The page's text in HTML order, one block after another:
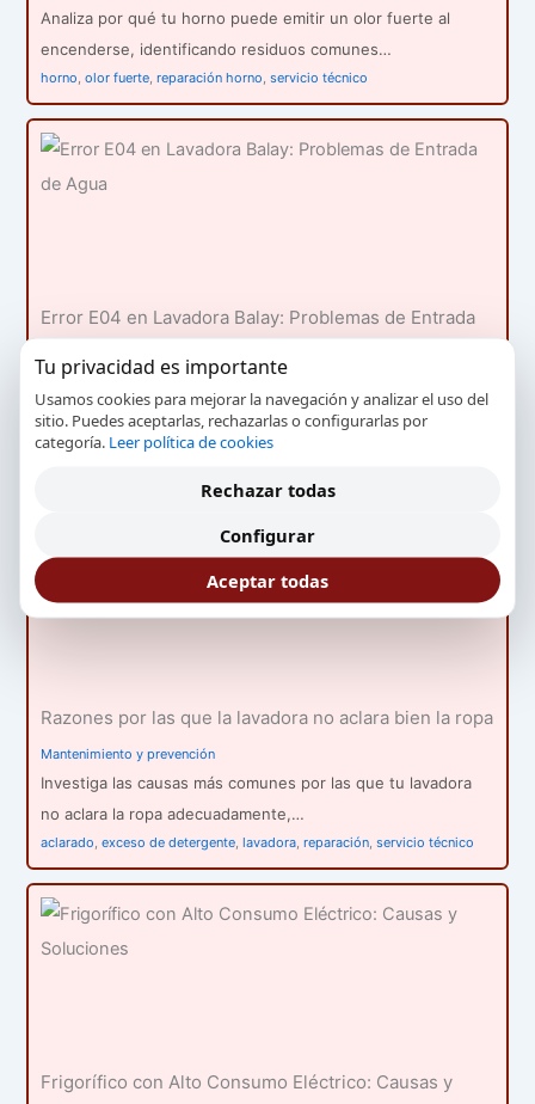
Analiza por qué tu horno puede emitir un olor fuerte al
encenderse, identificando residuos comunes…
horno,olor fuerte,reparación horno,servicio técnico
Error E04 en Lavadora Balay: Problemas de Entrada
Códigos de error y diagnósticos
El error E04 en lavadoras Balay indica problemas con la
entrada de agua. Aprende sobre…
Razones por las que la lavadora no aclara bien la ropa
Mantenimiento y prevención
Investiga las causas más comunes por las que tu lavadora
no aclara la ropa adecuadamente,…
aclarado,exceso de detergente,lavadora,reparación,servicio técnico
Frigorífico con Alto Consumo Eléctrico: Causas y
Tu privacidad es importante
Usamos cookies para mejorar la navegación y analizar el uso del
sitio. Puedes aceptarlas, rechazarlas o configurarlas por
categoría. Leer política de cookies
Rechazar todas
Configurar
Aceptar todas